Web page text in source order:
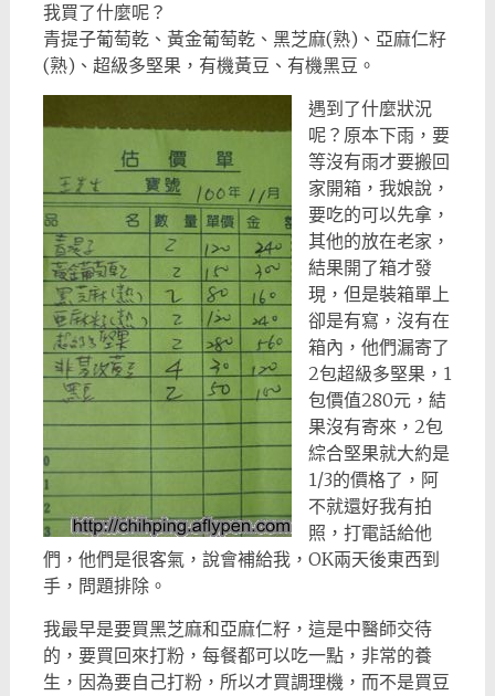
我買了什麼呢？
青提子葡萄乾、黃金葡萄乾、黑芝麻(熟)、亞麻仁籽
(熟)、超級多堅果，有機黃豆、有機黑豆。
遇到了什麼狀況
呢？原本下雨，要
等沒有雨才要搬回
家開箱，我娘說，
要吃的可以先拿，
其他的放在老家，
結果開了箱才發
現，但是裝箱單上
卻是有寫，沒有在
箱內，他們漏寄了
2包超級多堅果，1
包價值280元，結
果沒有寄來，2包
綜合堅果就大約是
1/3的價格了，阿
不就還好我有拍
照，打電話給他
們，他們是很客氣，說會補給我，OK兩天後東西到
手，問題排除。
我最早是要買黑芝麻和亞麻仁籽，這是中醫師交待
的，要買回來打粉，每餐都可以吃一點，非常的養
生，因為要自己打粉，所以才買調理機，而不是買豆